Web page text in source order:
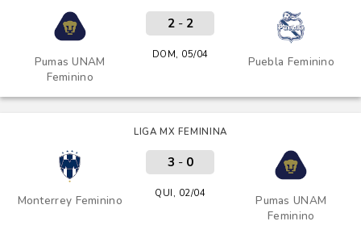
Pumas UNAM
Feminino
Puebla Feminino
2- 2
DOM, 05/04
LIGA MX FEMININA
Monterrey Feminino
Pumas UNAM
Feminino
3 - 0
QUI, 02/04